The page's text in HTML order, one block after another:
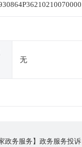
无
政务服务】政务服务投诉